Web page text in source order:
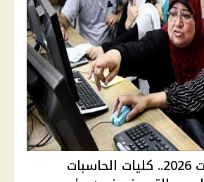
تنسيق الجامعات 2026.. كليات الحاسبات